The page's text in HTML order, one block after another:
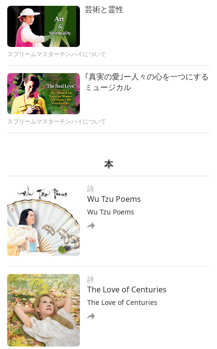
極大陸と その地下に ある地下基地も見ました すると テヘ
ラン という 言葉が現れ その場所に ついて教えられました
その下には地下トンネルが あり 地下世界へと 通じてい
るそうです 金や貴重な鉱物が 埋蔵されているそうです次
に銀色のスーツをまとい 金色の光に包まれた 存在が現れ
ました 彼はメルキゼデクという 名で自己紹介
4:45
見つけた 最高のツールです
米国のハドソンさんから 心の声を 受け取りました： 最も
愛されている 究極のマスターと スプリームマスターＴＶ
組 私は最近スプリームマスター ＴＶを再生する４０京の
スクリーンを放送する リンクを発見し 自宅や 出かける
先々で ２４時間 ３６５日使用し始めました それは私の人
生経験を 完全に変え 私の精神修養を高め 将来に対する不
安感を 全て取り除いてくれました このツールを使えば誰
もが 地球の癒しの担い手となり どこへ行っても マスター
の計り知れない 祝福を広める事ができます 私はエネルギ
ーに 非常に敏感で さまざまな場所や 出会った人々のエネ
高揚させ続ける 事ができます 私は世界から影響を受ける
の ではなく自分が関わる全ての 環境を積極的に浄化する
Sharing Urgent Message from
さて ジョナスからの 心の声です：究極のマスターチン
ージを 伝えたいと思います 木々や自然と交信できる 友人
の助けを借りて 家族でガーデニングを している時に この
地域の自然界の存在たち からこのメッセージを 受け取り
ました 自然界の存在たちは 自然の一部であり 樹木や 植
物の世話をしています 残念ながら 彼らは ほとんどの人
には見えません「貴方たちは私たちの最後の 希望であ
り より多くの愛と 光を持つ愛情深い人々です もっと自
然を大切にし 木や花などを植え 小さな池や緑の オアシス
を 増やさなければ 希望はなく 多くの自然が 死んでしま
れてしまうでしょう 一部の植物は枯れてしまうし 一度肥
沃な土壌
3:31
The Immense Power of Master
Was Also on Full Display in the
Vision of the Person Not
Initiated Yet
さてオウラック(ベトナム)の ヒエン・トクさんからの 心
の声が届きましたスプリームマスター テレビチームの皆
様 私はマスターの弟子です 息子は今年６歳で生まれた 時
が世界を救う ためには一時的か永久的に 死ななければな
らないと 私たちに告げたとき 数日後 息子は 内なるビジ
ョンを見て 次のように私に言いました［「ある日 瞑想を
していると 自分が蓮の花の上に 立っているのに気づき 黄
色 黒 紫の ３つの穴がある場所に 飛ばされました すぐ
に黄色い穴が 私を吸い込み 寺院に連れて行きました 私に
はマスターが 金色に光り輝き 建物のように高い 彫像とし
もっと観る
芸術と霊性
スプリームマスターチンハイについて
｢真実の愛｣ー人々の心を一つにする
ミュージカル
スプリームマスターチンハイについて
本
詩
Wu Tzu Poems
Wu Tzu Poems
詩
The Love of Centuries
The Love of Centuries